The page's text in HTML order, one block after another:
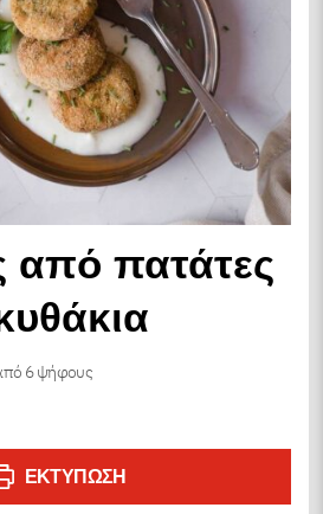
από πατάτες
6ψήφους
ΕΚΤΎΠΩΣΗ